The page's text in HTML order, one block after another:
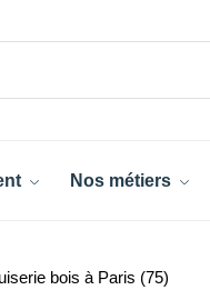
Nos métiers
bois à Paris (75)